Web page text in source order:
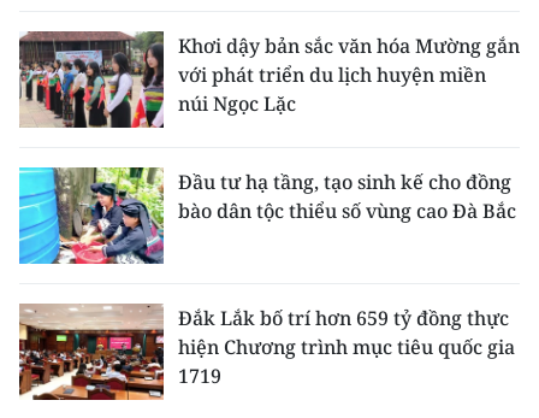
Khơi dậy bản sắc văn hóa Mường gắn
với phát triển du lịch huyện miền
núi Ngọc Lặc
Đầu tư hạ tầng, tạo sinh kế cho đồng
bào dân tộc thiểu số vùng cao Đà Bắc
Đắk Lắk bố trí hơn 659 tỷ đồng thực
hiện Chương trình mục tiêu quốc gia
1719